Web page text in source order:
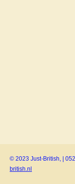
© 2023 Just-British, |
british.nl